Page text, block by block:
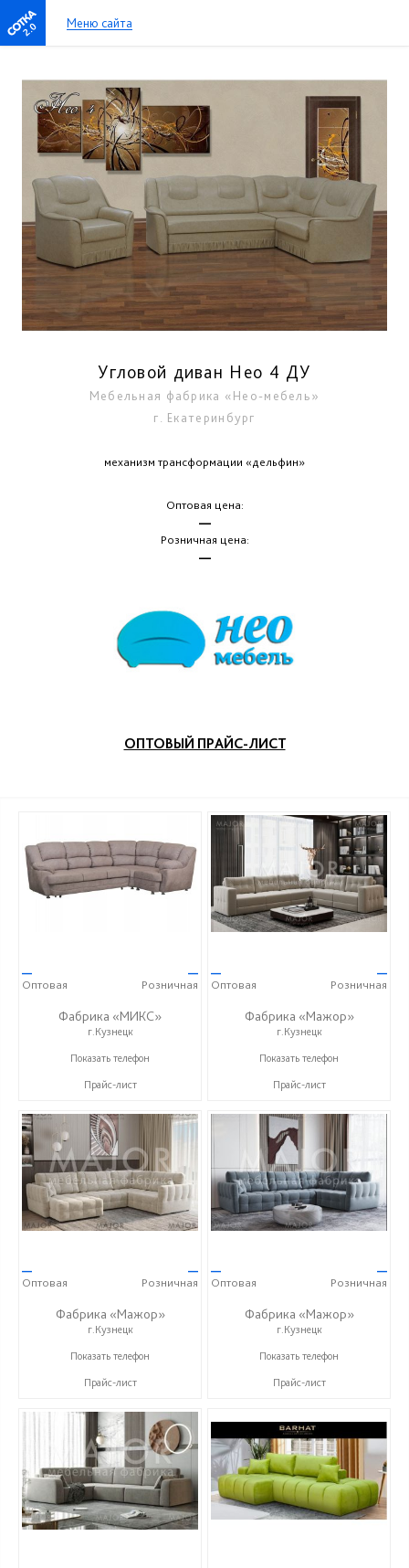
2.0 Меню сайта
Угловой диван Нео 4 ДУ
Мебельная фабрика «Нео-мебель»
г. Екатеринбург
механизм трансформации «дельфин»
Оптовая цена:
—
Розничная цена:
—
ОПТОВЫЙ ПРАЙС-ЛИСТ
—
Оптовая
—
Розничная
Фабрика «МИКС»
г.Кузнецк
+7 (937) 423-36-37
Показать телефон
Прайс-лист
—
Оптовая
—
Розничная
Фабрика «Мажор»
г.Кузнецк
+7 (999) 611-98-99
Показать телефон
Прайс-лист
—
Оптовая
—
Розничная
Фабрика «Мажор»
г.Кузнецк
+7 (999) 611-98-99
Показать телефон
Прайс-лист
—
Оптовая
—
Розничная
Фабрика «Мажор»
г.Кузнецк
+7 (999) 611-98-99
Показать телефон
Прайс-лист